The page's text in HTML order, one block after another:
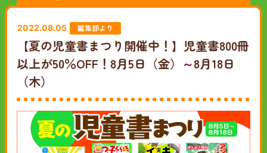
2022.08.05 編集部より
【夏の児童書まつり開催中！】児童書800冊
以上が50％OFF！8月5日（金）～8月18日
（木）